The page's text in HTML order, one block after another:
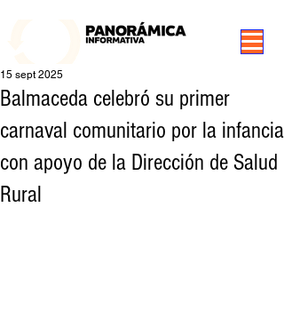
Balmaceda celebró su primer
carnaval comunitario por la infancia
con apoyo de la Dirección de Salud
Rural
15 sept 2025